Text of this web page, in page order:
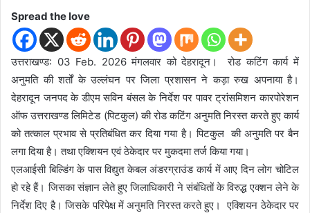
Spread the love
उत्तराखण्ड: 03 Feb. 2026 मंगलवार को देहरादून। रोड कटिंग कार्य में
अनुमति की शर्तों के उल्लंघन पर जिला प्रशासन ने कड़ा रुख अपनाया है।
देहरादून जनपद के डीएम सविन बंसल के निर्देश पर पावर ट्रांसमिशन कारपोरेशन
ऑफ उत्तराखण्ड लिमिटेड (पिटकुल) की रोड कटिंग अनुमति निरस्त करते हुए कार्य
को तत्काल प्रभाव से प्रतिबंधित कर दिया गया है। पिटकुल की अनुमति पर बैन
लगा दिया है। तथा एक्शियन एवं ठेकेदार पर मुकदमा तर्ज किया गया।
एलआईसी बिल्डिंग के पास विद्युत केबल अंडरग्राउंड कार्य में आए दिन लोग चोटिल
हो रहे हैं। जिसका संज्ञान लेते हुए जिलाधिकारी ने संबंधितों के विरुद्ध एक्शन लेने के
निर्देश दिए है। जिसके परिपेक्ष में अनुमति निरस्त करते हुए। एक्शियन ठेकेदार पर